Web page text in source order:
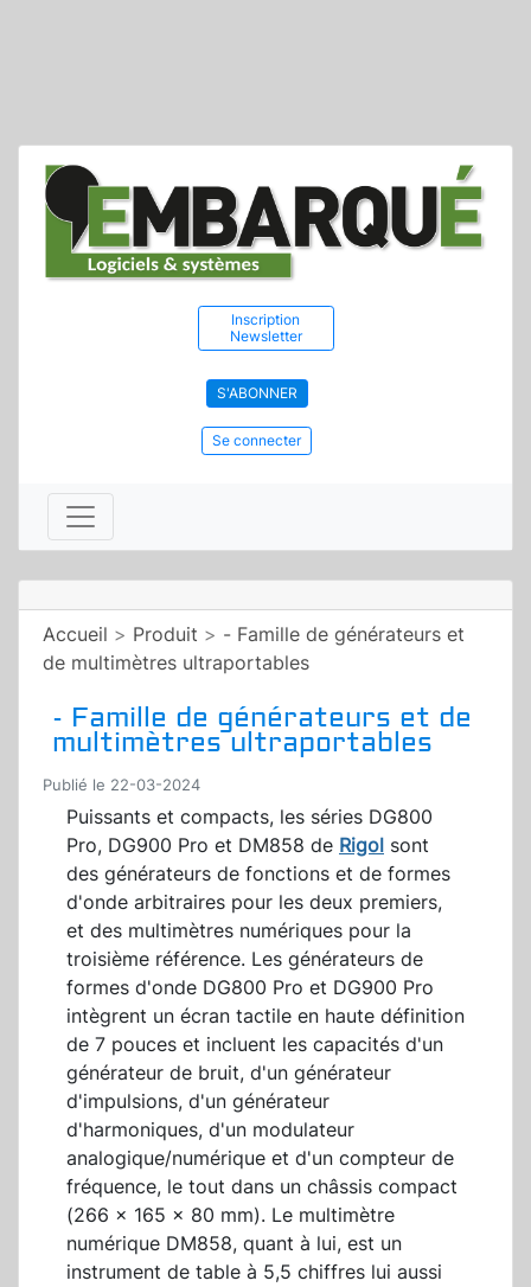
Inscription
Newsletter
S'ABONNER
Se connecter
Accueil > Produit > - Famille de générateurs et
de multimètres ultraportables
- Famille de générateurs et de
multimètres ultraportables
Publié le 22-03-2024
Puissants et compacts, les séries DG800
Pro, DG900 Pro et DM858 de Rigol sont
des générateurs de fonctions et de formes
d'onde arbitraires pour les deux premiers,
et des multimètres numériques pour la
troisième référence. Les générateurs de
formes d'onde DG800 Pro et DG900 Pro
intègrent un écran tactile en haute définition
de 7 pouces et incluent les capacités d'un
générateur de bruit, d'un générateur
d'impulsions, d'un générateur
d'harmoniques, d'un modulateur
analogique/numérique et d'un compteur de
fréquence, le tout dans un châssis compact
(266 x 165 x 80 mm). Le multimètre
numérique DM858, quant à lui, est un
instrument de table à 5,5 chiffres lui aussi